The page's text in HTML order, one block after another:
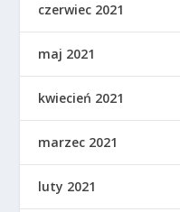
czerwiec 2021
maj 2021
kwiecień 2021
marzec 2021
luty 2021